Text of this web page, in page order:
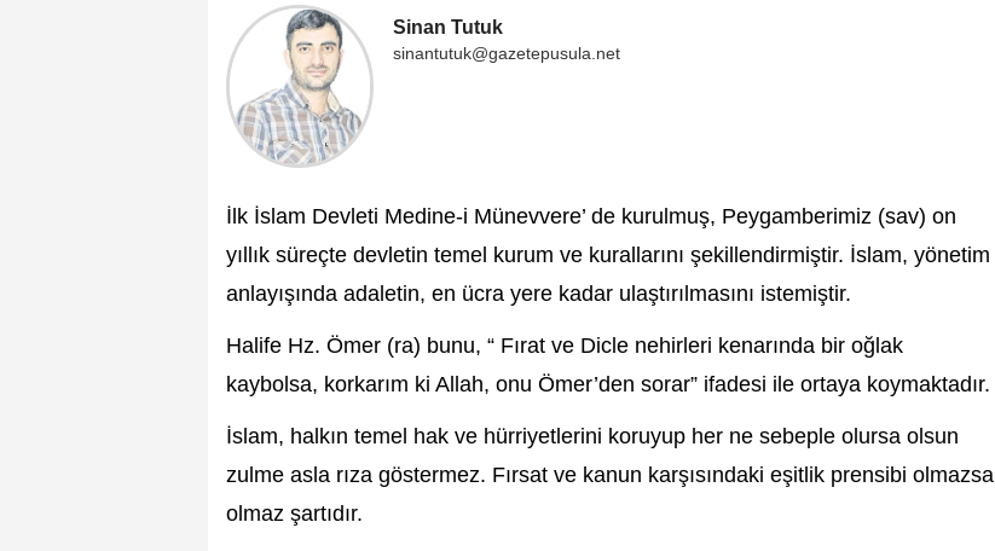
Sinan Tutuk
sinantutuk@gazetepusula.net
İlk İslam Devleti Medine-i Münevvere’ de kurulmuş, Peygamberimiz (sav) on
yıllık süreçte devletin temel kurum ve kurallarını şekillendirmiştir. İslam, yönetim
anlayışında adaletin, en ücra yere kadar ulaştırılmasını istemiştir.
Halife Hz. Ömer (ra) bunu, “ Fırat ve Dicle nehirleri kenarında bir oğlak
kaybolsa, korkarım ki Allah, onu Ömer’den sorar” ifadesi ile ortaya koymaktadır.
İslam, halkın temel hak ve hürriyetlerini koruyup her ne sebeple olursa olsun
zulme asla rıza göstermez. Fırsat ve kanun karşısındaki eşitlik prensibi olmazsa
olmaz şartıdır.